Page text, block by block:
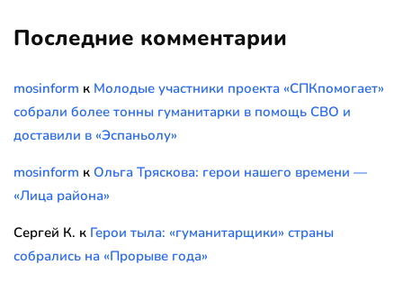
Последние комментарии
mosinform к Молодые участники проекта «СПКпомогает»
собрали более тонны гуманитарки в помощь СВО и
доставили в «Эспаньолу»
mosinform к Ольга Тряскова: герои нашего времени —
«Лица района»
Сергей К. к Герои тыла: «гуманитарщики» страны
собрались на «Прорыве года»